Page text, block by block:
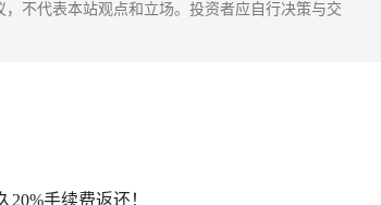
不代表本站观点和立场。投资者应自行决策与交
手续费返还！